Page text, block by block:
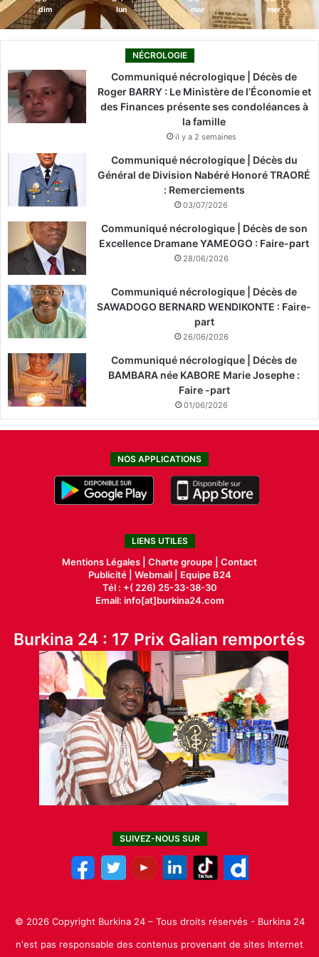
dim lun mar mer
NÉCROLOGIE
Communiqué nécrologique | Décès de
Roger BARRY : Le Ministère de l’Économie et
des Finances présente ses condoléances à
la famille
il y a 2 semaines
Communiqué nécrologique | Décès du
Général de Division Nabéré Honoré TRAORÉ
: Remerciements
03/07/2026
Communiqué nécrologique | Décès de son
Excellence Dramane YAMEOGO : Faire-part
28/06/2026
Communiqué nécrologique | Décès de
SAWADOGO BERNARD WENDIKONTE : Faire-
part
26/06/2026
Communiqué nécrologique | Décès de
BAMBARA née KABORE Marie Josephe :
Faire -part
01/06/2026
NOS APPLICATIONS
LIENS UTILES
Mentions Légales | Charte groupe | Contact
Publicité| Webmail |
Equipe B24
Tél : +( 226) 25-33-38-30
Email: info[at]burkina24.com
Burkina 24 : 17 Prix Galian remportés
SUIVEZ-NOUS SUR
© 2026 Copyright Burkina 24 – Tous droits réservés - Burkina 24
n'est pas responsable des contenus provenant de sites Internet